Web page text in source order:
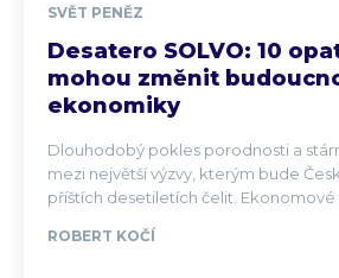
SVĚT PENĚZ
Desatero SOLVO: 10
mohou změnit
ekonomiky
Dlouhodobý pokles porodnosti a
mezi největší výzvy, kterým bude
příštích desetiletích čelit. Ekonomové
ROBERT KOČÍ